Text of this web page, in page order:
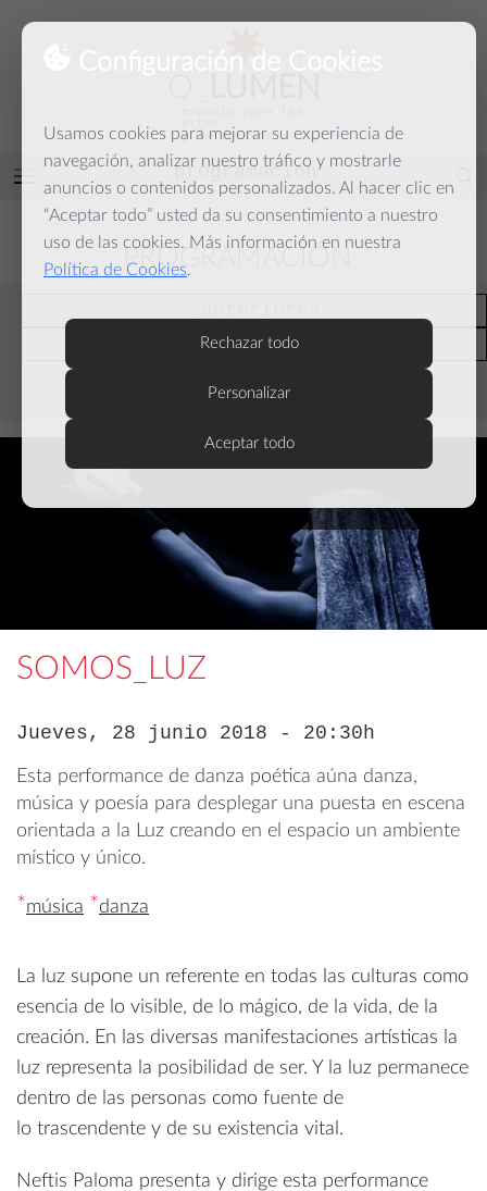
Configuración de Cookies
Usamos cookies para mejorar su experiencia de
navegación, analizar nuestro tráfico y mostrarle
anuncios o contenidos personalizados. Al hacer clic en
“Aceptar todo” usted da su consentimiento a nuestro
uso de las cookies. Más información en nuestra
Política de Cookies.
Rechazar todo
Personalizar
Aceptar todo
y la palabra
programación
PROGRAMACIÓN
actuales
septiembre
SOMOS_LUZ
Jueves, 28 junio 2018 - 20:30h
Esta performance de danza poética aúna danza,
música y poesía para desplegar una puesta en escena
orientada a la Luz creando en el espacio un ambiente
místico y único.
*música *danza
La luz supone un referente en todas las culturas como
esencia de lo visible, de lo mágico, de la vida, de la
creación. En las diversas manifestaciones artísticas la
luz representa la posibilidad de ser. Y la luz permanece
dentro de las personas como fuente de
lo trascendente y de su existencia vital.
Neftis Paloma presenta y dirige esta performance